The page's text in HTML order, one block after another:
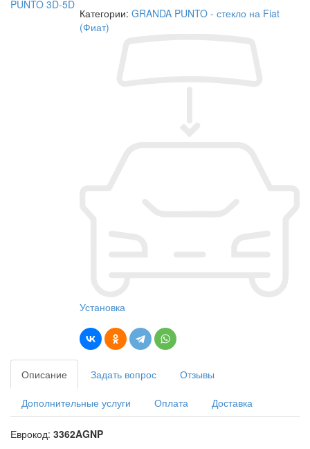
Категории: GRANDA PUNTO - стекло на Fiat
(Фиат)
Установка
Описание Задать вопрос Отзывы
Дополнительные услуги Оплата Доставка
Еврокод: 3362AGNP